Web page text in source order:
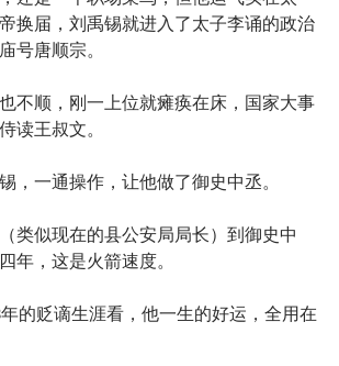
换届，刘禹锡就进入了太子李诵的政治
号唐顺宗。
不顺，刚一上位就瘫痪在床，国家大事
读王叔文。
，一通操作，让他做了御史中丞。
类似现在的县公安局局长）到御史中
年，这是火箭速度。
的贬谪生涯看，他一生的好运，全用在